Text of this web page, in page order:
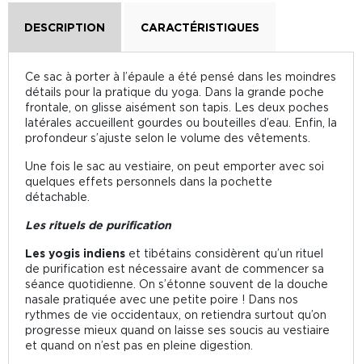
DESCRIPTION CARACTÉRISTIQUES
Ce sac à porter à l’épaule a été pensé dans les moindres
détails pour la pratique du yoga. Dans la grande poche
frontale, on glisse aisément son tapis. Les deux poches
latérales accueillent gourdes ou bouteilles d’eau. Enfin, la
profondeur s’ajuste selon le volume des vêtements.
Une fois le sac au vestiaire, on peut emporter avec soi
quelques effets personnels dans la pochette
détachable.
Les rituels de purification
Les yogis indiens et tibétains considèrent qu’un rituel
de purification est nécessaire avant de commencer sa
séance quotidienne. On s’étonne souvent de la douche
nasale pratiquée avec une petite poire ! Dans nos
rythmes de vie occidentaux, on retiendra surtout qu’on
progresse mieux quand on laisse ses soucis au vestiaire
et quand on n’est pas en pleine digestion.